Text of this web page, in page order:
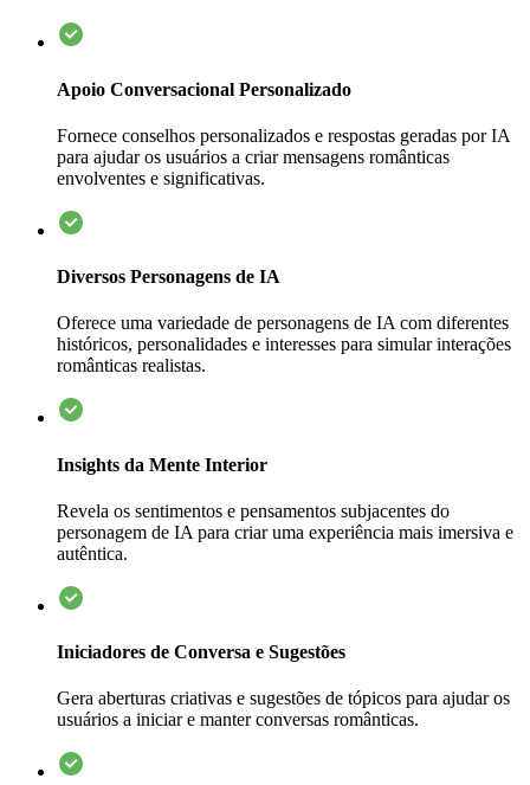
Apoio Conversacional Personalizado
Fornece conselhos personalizados e respostas geradas por IA
para ajudar os usuários a criar mensagens românticas
envolventes e significativas.
Diversos Personagens de IA
Oferece uma variedade de personagens de IA com diferentes
históricos, personalidades e interesses para simular interações
românticas realistas.
Insights da Mente Interior
Revela os sentimentos e pensamentos subjacentes do
personagem de IA para criar uma experiência mais imersiva e
autêntica.
Iniciadores de Conversa e Sugestões
Gera aberturas criativas e sugestões de tópicos para ajudar os
usuários a iniciar e manter conversas românticas.